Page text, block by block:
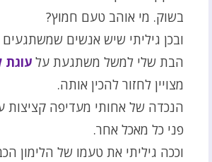
בשוק. מי אוהב טעם חמוץ?
ובכן גיליתי שיש אנשים שמשתגעים
הבת שלי למשל משתגעת על עוגת
מצויין לחזור להכין אותה.
הנכדה של אחותי מעדיפה קציצות
פני כל מאכל אחר.
וככה גיליתי את טעמו של הלימון